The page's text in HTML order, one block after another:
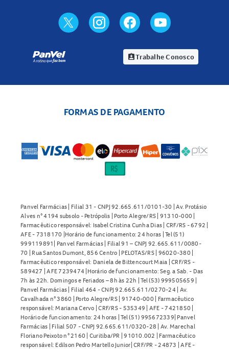
assignment_indTrabalhe Conosco
FORMAS DE PAGAMENTO
Panvel Farmácias | Filial 31 - CNPJ 92.665.611/0101-30 | Av. Protásio
Alves n° 4194 subsolo - Petrópolis | Porto Alegre/RS | 91310-000 |
Farmacêutico responsável: Isabel Cristina Cunha Dias | CRF/RS - 6792 |
AFE - 7318170 |Horário de funcionamento: 24 horas | Tel (51)
999119891| Panvel Farmácias | Filial 91 – CNPJ 92.665.611/0080-
70 | Rua Santos Dumont, 856 Centro | PELOTAS/RS | 96020-380 |
Farmacêutico responsável: Daniela de Bittencourt Maia | CRF/RS -
589427 | AFE 7239474 |Horário de funcionamento: Seg. a Sab. - Das
7h às 22h. Domingos e Feriados – 8h às 22h | Tel (53) 999505659 |
Panvel Farmácias | Filial 464 - CNPJ 92.665.611/0270-24 | Av.
Cavalhada n° 3860 | Porto Alegre/RS | 91740-000 | Farmacêutico
responsável: Mariana Cervo | CRF/RS - 535349 | AFE - 7421850 |
Horário de funcionamento: 24 horas | Tel (51) 995672339| Panvel
Farmácias | Filial 507 - CNPJ 92.665.611/0320-28 | Av. Marechal
Floriano Peixoto n° 2160 | Curitiba/PR | 91010.002 | Farmacêutico
responsável: Edilson Pedro Martello Junior| CRF/PR - 24873 | AFE -